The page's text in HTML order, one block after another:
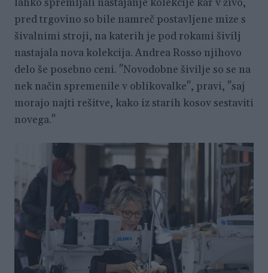
lahko spremljali nastajanje kolekcije kar v živo,
pred trgovino so bile namreč postavljene mize s
šivalnimi stroji, na katerih je pod rokami šivilj
nastajala nova kolekcija. Andrea Rosso njihovo
delo še posebno ceni. "Novodobne šivilje so se na
nek način spremenile v oblikovalke", pravi, "saj
morajo najti rešitve, kako iz starih kosov sestaviti
novega."